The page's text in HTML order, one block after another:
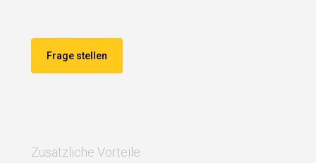
Frage stellen
Zusätzliche Vorteile